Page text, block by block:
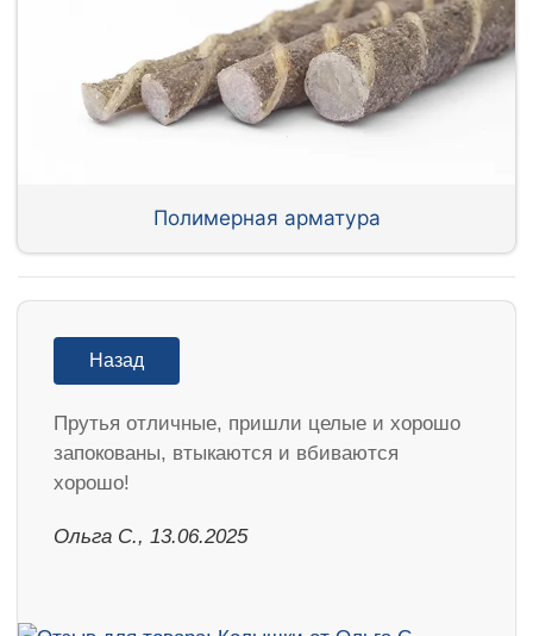
Полимерная арматура
Назад
Прутья отличные, пришли целые и хорошо
запокованы, втыкаются и вбиваются
хорошо!
Ольга С., 13.06.2025